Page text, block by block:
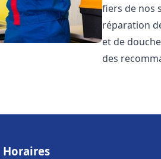
fiers de nos
réparation
et de
des
Horaires